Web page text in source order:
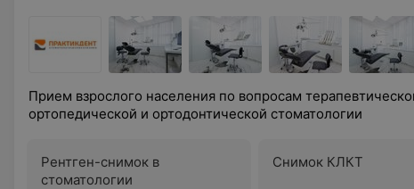
Прием взрослого населения по вопросам
ортопедической и ортодонтической стоматологии
Рентген-снимок в
стоматологии
Снимок КЛКТ